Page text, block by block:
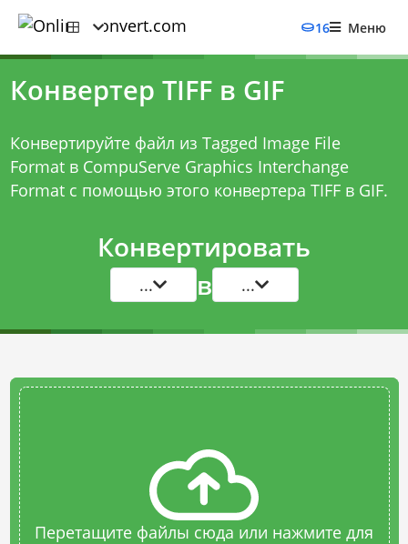
16 Меню
Конвертер TIFF в GIF
Конвертируйте файл из Tagged Image File
Format в CompuServe Graphics Interchange
Format с помощью этого конвертера TIFF в GIF.
Конвертировать
... в ...
Перетащите файлы сюда или нажмите для